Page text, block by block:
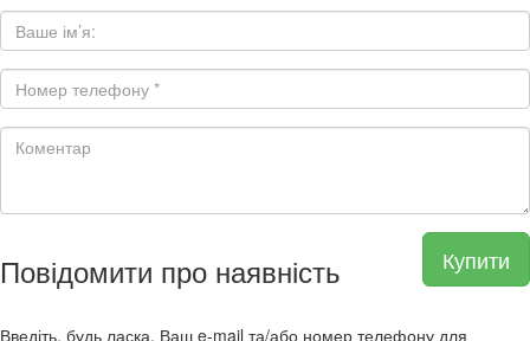
Купити
Повідомити про наявність
Введіть, будь ласка, Ваш e-mail та/або номер телефону для